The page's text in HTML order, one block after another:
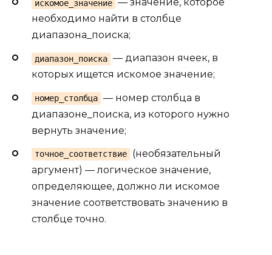
искомое_значение
необходимо найти в столбце
диапазона_поиска;
диапазон_поиска — диапазон ячеек, в
которых ищется искомое значение;
номер_столбца — номер столбца в
диапазоне_поиска, из которого нужно
вернуть значение;
точное_соответствие
(необязательный
аргумент) — логическое значение,
определяющее, должно ли искомое
значение соответствовать значению в
столбце точно.